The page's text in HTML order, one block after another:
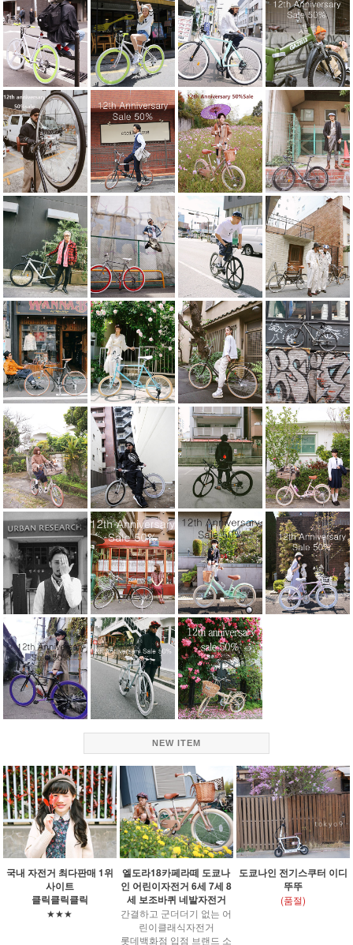
NEW ITEM
국내 자전거 최다판매 1위
사이트
클릭클릭클릭
★★★
엘도라18카페라떼 도쿄나
인 어린이자전거 6세 7세 8
세 보조바퀴 네발자전거
간결하고 군더더기 없는 어
린이클래식자전거
롯데백화점 입점 브랜드 소
도쿄나인 전기스쿠터 이디
뚜뚜
(품절)